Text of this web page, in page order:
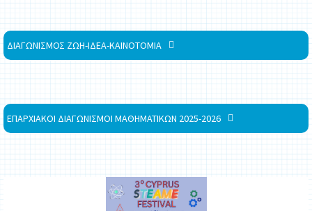
ΔΙΑΓΩΝΙΣΜΟΣ ΖΩΗ-ΙΔΕΑ-ΚΑΙΝΟΤΟΜΙΑ
ΕΠΑΡΧΙΑΚΟΙ ΔΙΑΓΩΝΙΣΜΟΙ ΜΑΘΗΜΑΤΙΚΩΝ 2025-2026